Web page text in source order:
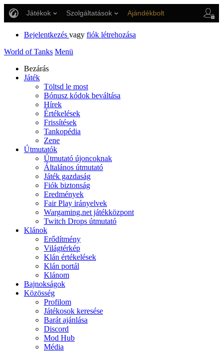
Játékok Szolgáltatások Ajándékbolt
Ügyfélszolgálat
Bejelentkezés vagy fiók létrehozása
World of Tanks Menü
Bezárás
Játék
Töltsd le most
Bónusz kódok beváltása
Hírek
Értékelések
Frissítések
Tankopédia
Zene
Útmutatók
Útmutató újoncoknak
Általános útmutató
Játék gazdaság
Fiók biztonság
Eredmények
Fair Play irányelvek
Wargaming.net játékközpont
Twitch Drops útmutató
Klánok
Erődítmény
Világtérkép
Klán értékelések
Klán portál
Klánom
Bajnokságok
Közösség
Profilom
Játékosok keresése
Barát ajánlása
Discord
Mod Hub
Média